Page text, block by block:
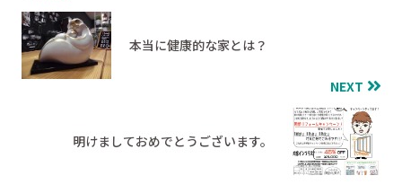
本当に健康的な家とは？
NEXT
明けましておめでとうございます。